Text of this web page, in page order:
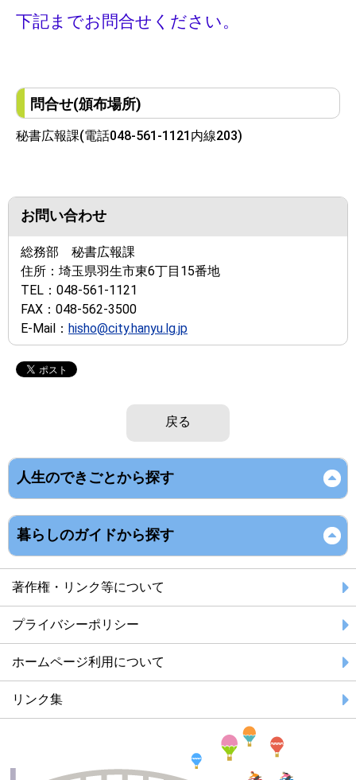
下記までお問合せください。
問合せ(頒布場所)
秘書広報課(電話048-561-1121内線203)
お問い合わせ
総務部 秘書広報課
住所： 埼玉県羽生市東6丁目15番地
TEL： 048-561-1121
FAX： 048-562-3500
E-Mail： hisho@city.hanyu.lg.jp
戻る
人生のできごとから探す
暮らしのガイドから探す
著作権・リンク等について
プライバシーポリシー
ホームページ利用について
リンク集